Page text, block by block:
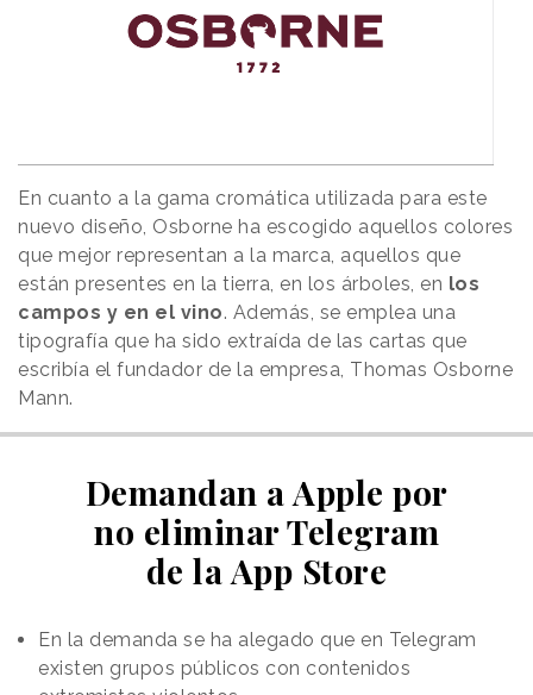
En cuanto a la gama cromática utilizada para este
nuevo diseño, Osborne ha escogido aquellos colores
que mejor representan a la marca, aquellos que
están presentes en la tierra, en los árboles, en los
campos y en el vino. Además, se emplea una
tipografía que ha sido extraída de las cartas que
escribía el fundador de la empresa, Thomas Osborne
Mann.
Demandan a Apple por
no eliminar Telegram
de la App Store
En la demanda se ha alegado que en Telegram
existen grupos públicos con contenidos